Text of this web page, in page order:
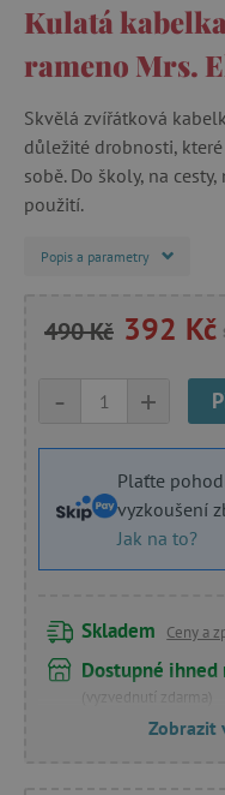
Kulatá
rameno Mrs.
Skvělá zvířátková
důležité drobnosti,
sobě. Do školy, na
použití.
Popis a parametry
490 Kč 392 Kč
+
-
Plaťte
vyzkoušení
Jak na to?
Skladem Ceny a
Dostupné
(vyzvednutí zdarma)
Zobrazit